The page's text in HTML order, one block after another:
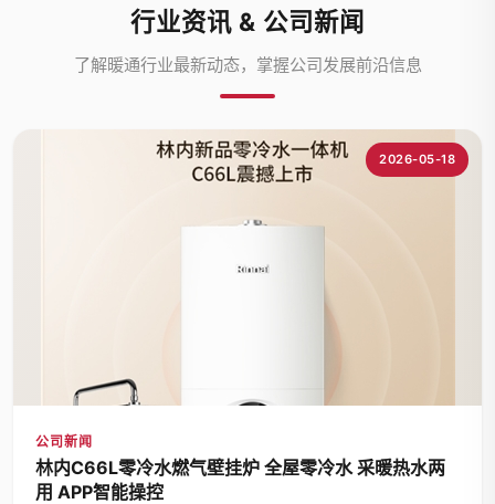
行业资讯 & 公司新闻
了解暖通行业最新动态，掌握公司发展前沿信息
2026-05-18
公司新闻
林内C66L零冷水燃气壁挂炉 全屋零冷水 采暖热水两
用 APP智能操控